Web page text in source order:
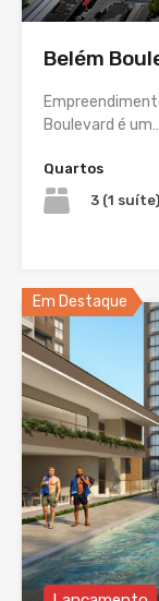
Belém
Boulevard é
Quartos
3 (1 suíte)
Em Destaque